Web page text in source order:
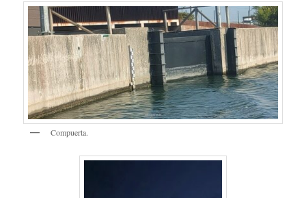
Compuerta.